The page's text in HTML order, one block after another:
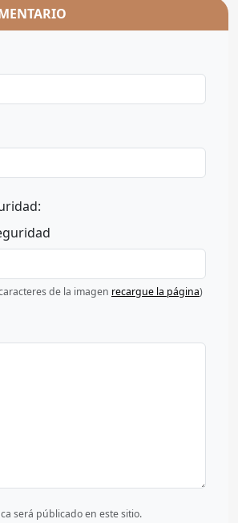
de la imagen recargue la página)
será públicado en este sitio.